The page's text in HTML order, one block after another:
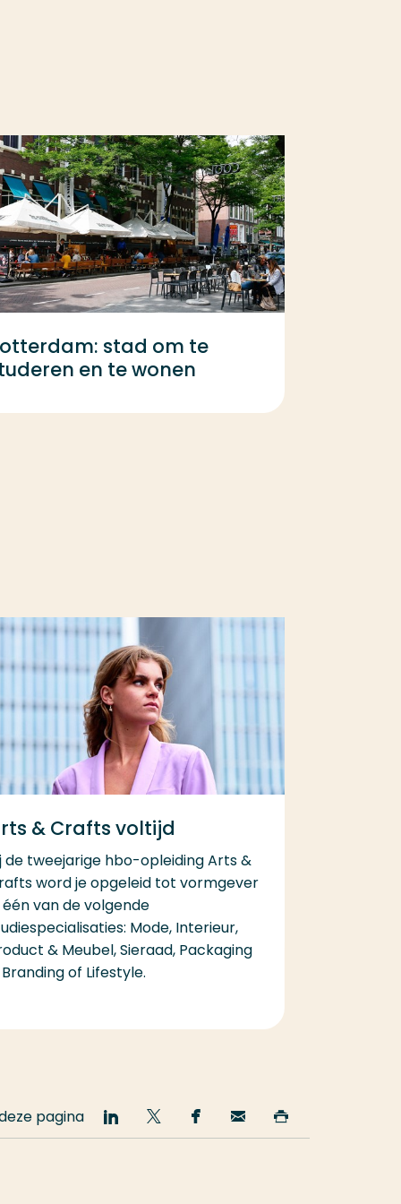
stad om te
en te wonen
& Crafts voltijd
de tweejarige hbo-opleiding Arts &
word je opgeleid tot vormgever
één van de volgende
Mode, Interieur,
& Meubel, Sieraad, Packaging
of Lifestyle.
pagina
Deel
op
Deel
op
Deel
op
Email
deze deze